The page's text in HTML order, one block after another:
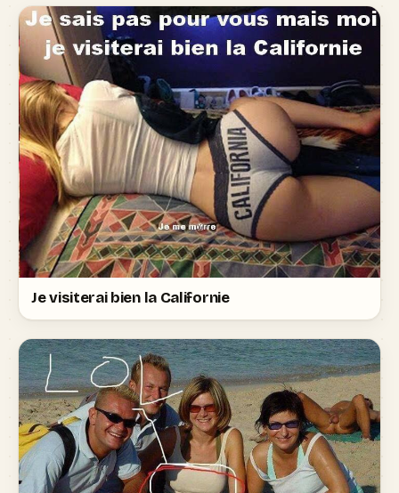
Je visiterai bien la Californie